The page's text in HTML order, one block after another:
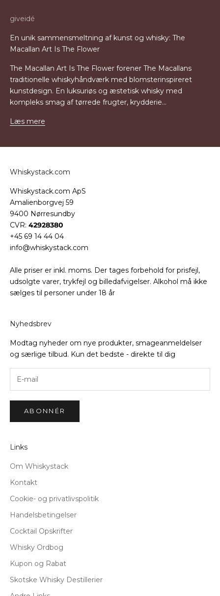
giveidé
En unik sammensmeltning af kunst og whisky: The
Macallan Art Is The Flower
The Macallan Art Is The Flower forener The Macallans
traditionelle whiskyhåndværk med blomsterinspireret
kunstdesign. En luksuriøs og æstetisk whisky med
kompleks smag af tørrede frugter, krydderie...
Læs mere
Whiskystack.com
Whiskystack.com ApS
Amalienborgvej 59
9400 Nørresundby
CVR: 42928380
+45 69 14 44 04
info@whiskystack.com
Alle priser er inkl. moms. Der tages forbehold for prisfejl,
udsolgte varer, trykfejl og billedafvigelser. Alkohol må ikke
sælges til personer under 18 år
Nyhedsbrev
Modtag nyheder om nye produkter, smageanmeldelser
og særlige tilbud. Kun det bedste - direkte til dig
ABONNÉR
Links
Om Whiskystack
Kontakt
Cookie- og privatlivspolitik
Handelsbetingelser
Cocktail Opskrifter
Whisky Ordbog
Kupon og Rabat
Skotske Whisky Destillerier